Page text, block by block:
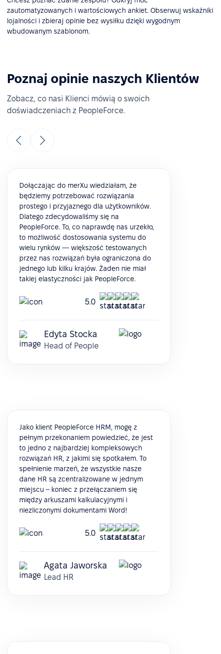
zautomatyzowanych i wartościowych ankiet. Obserwuj wskaźniki
lojalności i zbieraj opinie bez wysiłku dzięki wygodnym
wbudowanym szablonom.
Poznaj opinie naszych Klientów
Zobacz, co nasi Klienci mówią o swoich
doświadczeniach z PeopleForce.
Dołączając do merXu wiedziałam, że
będziemy potrzebować rozwiązania
prostego i przyjaznego dla użytkowników.
Dlatego zdecydowaliśmy się na
PeopleForce. To, co naprawdę nas urzekło,
to możliwość dostosowania systemu do
wielu rynków — większość testowanych
przez nas rozwiązań była ograniczona do
jednego lub kilku krajów. Żaden nie miał
takiej elastyczności jak PeopleForce.
5.0
Edyta Stocka
Head of People
Jako klient PeopleForce HRM, mogę z
pełnym przekonaniem powiedzieć, że jest
to jedno z najbardziej kompleksowych
rozwiązań HR, z jakimi się spotkałem. To
spełnienie marzeń, że wszystkie nasze
dane HR są zcentralizowane w jednym
miejscu – koniec z przełączaniem się
między arkuszami kalkulacyjnymi i
niezliczonymi dokumentami Word!
5.0
Agata Jaworska
Lead HR